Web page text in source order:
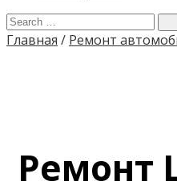
Главная / Ремонт
Ремонт